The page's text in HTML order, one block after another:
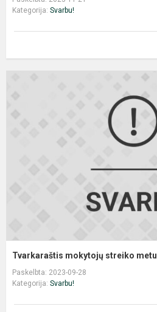
Kategorija: Svarbu!
Tvarkaraštis mokytojų streiko metu
Paskelbta: 2023-09-28
Kategorija: Svarbu!